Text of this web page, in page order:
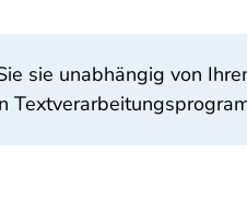
sie unabhängig von